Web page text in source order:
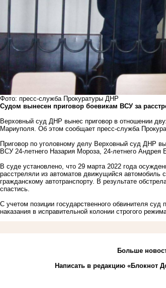
Фото: пресс-служба Прокуратуры ДНР
Судом вынесен приговор боевикам ВСУ за
Верховный суд ДНР вынес приговор в отношении
Мариуполя. Об этом сообщает пресс-служба
Приговор по уголовному делу Верховный суд ДНР
ВСУ 24-летнего Назария Мороза, 24-летнего Андрея
В суде установлено, что 29 марта 2022 года
расстреляли из автоматов движущийся
гражданскому автотранспорту. В результате
спастись.
С учетом позиции государственного обвинителя
наказания в исправительной колонии строгого
Больше
Написать в редакцию «Блокнот